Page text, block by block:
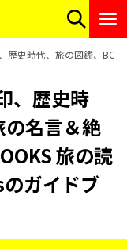
歴史時代、旅の図鑑、
、歴史時
の名言＆絶
旅の読
ガイドブ